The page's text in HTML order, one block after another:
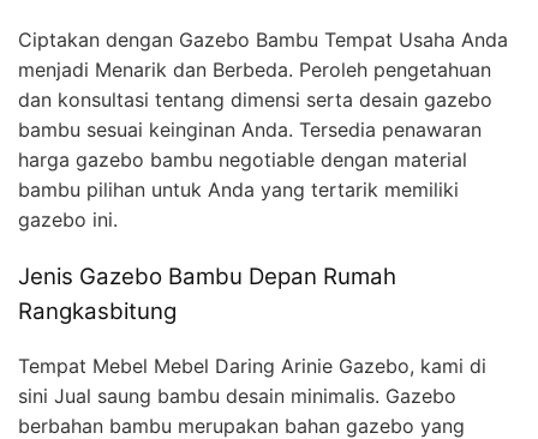
Ciptakan dengan Gazebo Bambu Tempat Usaha Anda
menjadi Menarik dan Berbeda. Peroleh pengetahuan
dan konsultasi tentang dimensi serta desain gazebo
bambu sesuai keinginan Anda. Tersedia penawaran
harga gazebo bambu negotiable dengan material
bambu pilihan untuk Anda yang tertarik memiliki
gazebo ini.
Jenis Gazebo Bambu Depan Rumah
Rangkasbitung
Tempat Mebel Mebel Daring Arinie Gazebo, kami di
sini Jual saung bambu desain minimalis. Gazebo
berbahan bambu merupakan bahan gazebo yang